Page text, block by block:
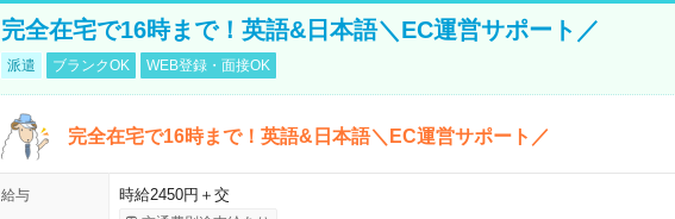
完全在宅で16時まで！英語&日本語＼EC運営サポート／
派遣 ブランクOK WEB登録・面接OK
完全在宅で16時まで！英語&日本語＼EC運営サポート／
給与 時給2450円＋交